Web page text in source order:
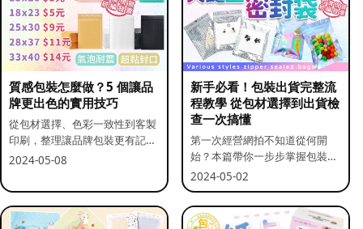
質感包裝怎麼做？5 個讓品
牌更出色的實用技巧
從包材選擇、色彩一致性到客製
印刷，整理讓品牌包裝更有記憶
點的實用做法。
2024-05-08
新手必看！包裝出貨完整流
程教學 從包材選擇到出貨檢
查一次搞懂
第一次經營網拍不知道從何開
始？本篇帶你一步步掌握包裝流
程與出貨前檢查重點。
2024-05-02